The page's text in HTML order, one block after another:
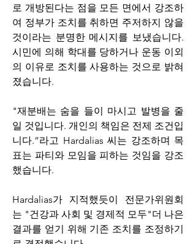
로 개방된다는 점을 모든 면에서 강조하
여 정부가 조치를 취하면 주저하지 않을
것이라는 분명한 메시지를 보냈습니다.
시민에 의해 학대를 당하거나 운동 이외
의 이유로 조치를 사용하는 것으로 밝혀
졌습니다.
"재분배는 숨을 들이 마시고 발병을 줄
일 것입니다. 개인의 책임은 전제 조건입
니다.”라고 Hardalias 씨는 강조하며 목
표는 파티와 모임을 피하는 것임을 강조
했습니다.
Hardalias가 지적했듯이 전문가위원회
는 "건강과 사회 및 경제적 모두"더 나은
결과를 얻기 위해 기존 조치를 조정하기